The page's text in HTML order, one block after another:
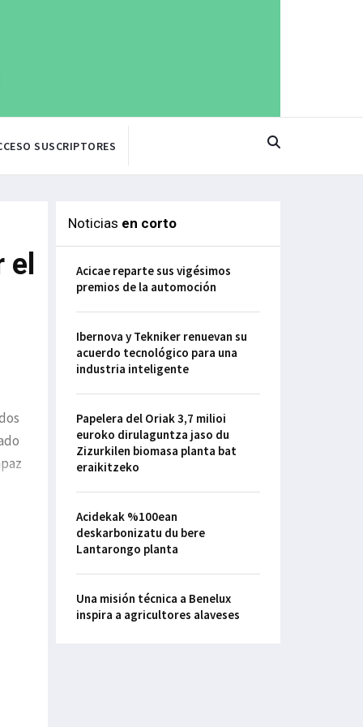
SUSCRIPTORES
el
Noticias en corto
Acicae reparte sus vigésimos
premios de la automoción
Ibernova y Tekniker renuevan su
acuerdo tecnológico para una
industria inteligente
Papelera del Oriak 3,7 milioi
euroko dirulaguntza jaso du
Zizurkilen biomasa planta bat
eraikitzeko
Acidekak %100ean
deskarbonizatu du bere
Lantarongo planta
Una misión técnica a Benelux
inspira a agricultores alaveses